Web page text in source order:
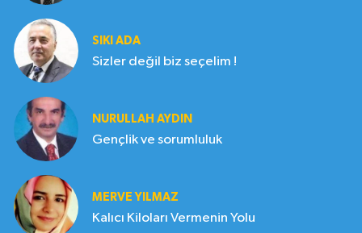
SIKI ADA
Sizler değil biz seçelim !
NURULLAH AYDIN
Gençlik ve sorumluluk
MERVE YILMAZ
Kalıcı Kiloları Vermenin Yolu